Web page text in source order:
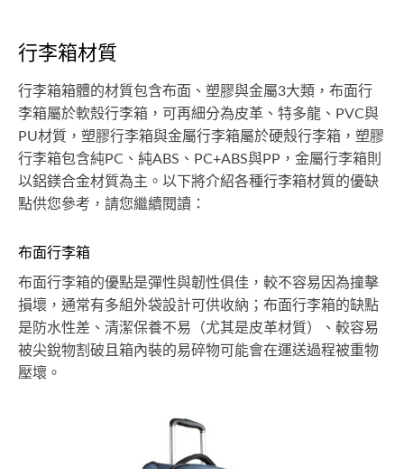
行李箱材質
行李箱箱體的材質包含布面、塑膠與金屬3大類，布面行
李箱屬於軟殼行李箱，可再細分為皮革、特多龍、PVC與
PU材質，塑膠行李箱與金屬行李箱屬於硬殼行李箱，塑膠
行李箱包含純PC、純ABS、PC+ABS與PP，金屬行李箱則
以鋁鎂合金材質為主。以下將介紹各種行李箱材質的優缺
點供您參考，請您繼續閱讀：
布面行李箱
布面行李箱的優點是彈性與韌性俱佳，較不容易因為撞擊
損壞，通常有多組外袋設計可供收納；布面行李箱的缺點
是防水性差、清潔保養不易（尤其是皮革材質）、較容易
被尖銳物割破且箱內裝的易碎物可能會在運送過程被重物
壓壞。